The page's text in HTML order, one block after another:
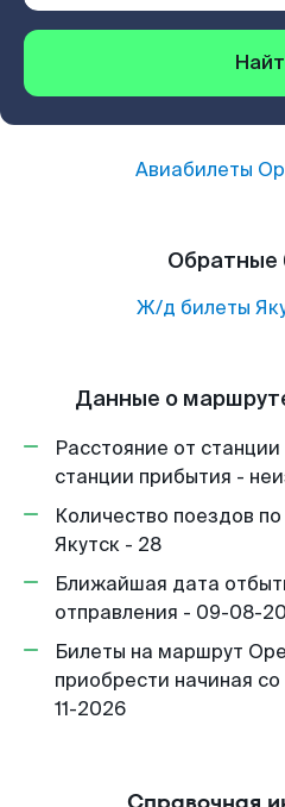
Авиабилеты
Обратные
Ж/д билеты
Данные о
Расстояние от
станции прибытия -
Количество поездов
Якутск - 28
Ближайшая дата
отправления - 09-08-
Билеты на маршрут
приобрести начиная
11-2026